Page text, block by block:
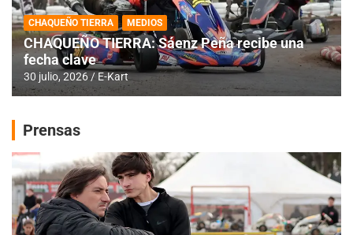
CHAQUEÑO TIERRA MEDIOS
CHAQUEÑO TIERRA: Sáenz Peña recibe una
fecha clave
30 julio, 2026 E-Kart
Prensas